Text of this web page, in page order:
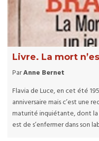
Livre. La mort
ParAnne Bernet
Flavia de Luce, en cet été
anniversaire mais c’est une
maturité inquiétante, dont
est de s’enfermer dans son